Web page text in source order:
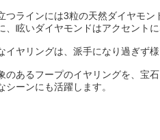
つラインには3粒の天然ダイヤモン
、眩いダイヤモンドはアクセント
イヤリングは、派手になり過ぎず
のあるフープのイヤリングを、宝
ーンにも活躍します。